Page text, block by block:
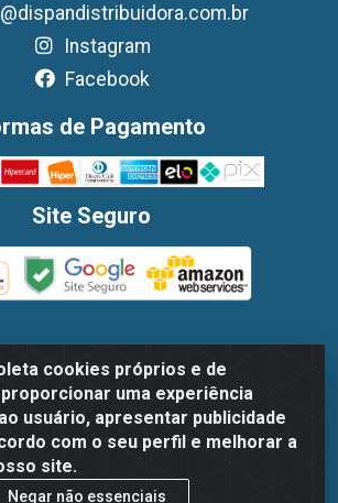
cookies próprios e de
uma experiência
usuário, apresentar publicidade
com o seu perfil e melhorar a
site.
Negar não essenciais
Instagram
Facebook
de Pagamento
Site Seguro
de Alimentos LTDA - Avenida Marechal
Moraes, 1048- Imbiribeira, Recife/PE - CEP
000 - CNPJ 30.779.584/0003-78